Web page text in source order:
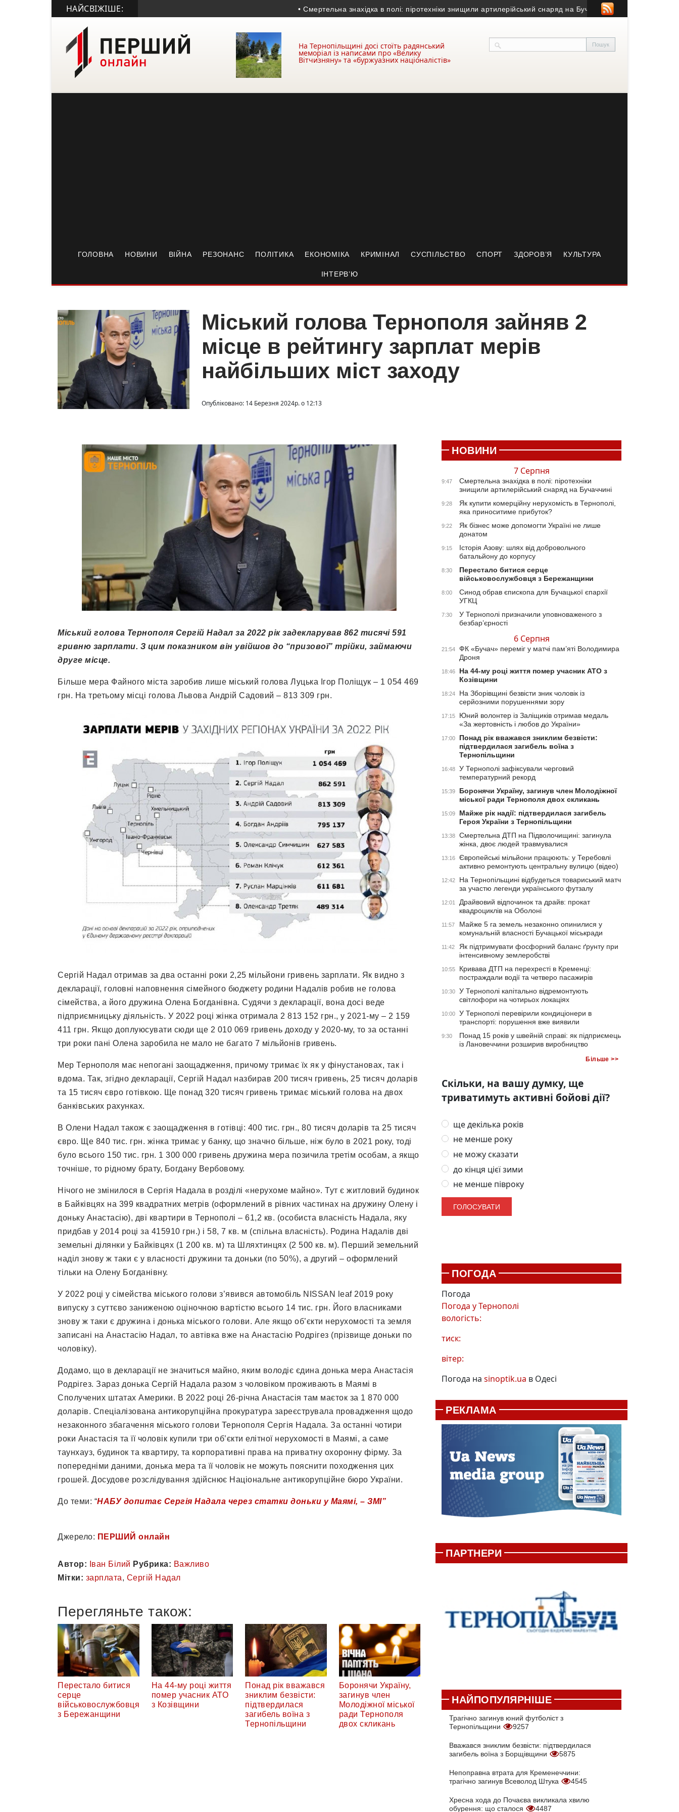
НАЙСВІЖІШЕ: • Смертельна знахідка в полі: піротехніки знищили артилерійський снаряд на Бучаччині • Як купити
На Тернопільщині досі стоїть радянський
меморіал із написами про «Велику
Вітчизняну» та «буржуазних націоналістів»
ГОЛОВНА НОВИНИ ВІЙНА РЕЗОНАНС ПОЛІТИКА ЕКОНОМІКА КРИМІНАЛ СУСПІЛЬСТВО СПОРТ ЗДОРОВ’Я КУЛЬТУРА
ІНТЕРВ’Ю
Міський голова Тернополя зайняв 2
місце в рейтингу зарплат мерів
найбільших міст заходу
Опубліковано: 14 Березня 2024р. о 12:13
Міський голова Тернополя Сергій Надал за 2022 рік задекларував 862 тисячі 591
гривню зарплати. З цим показником він увійшов до “призової” трійки, займаючи
друге місце.
Більше мера Файного міста заробив лише міський голова Луцька Ігор Поліщук – 1 054 469
грн. На третьому місці голова Львова Андрій Садовий – 813 309 грн.
Сергій Надал отримав за два останні роки 2,25 мільйони гривень зарплати. Як видно з
декларації, головні наповнення сімейного бюджету родини Надалів робив не голова
сімейства, а його дружина Олена Богданівна. Судячи з декларації, вона досі веде
підприємницьку діяльність. У 2022 році жінка отримала 2 813 152 грн., у 2021-му – 2 159
411 грн. Якщо доплуюсувати сюди ще 2 010 069 гривень доходу у 2020-му, то за останні
три роки пані Олена заробила не мало не багато 7 мільйонів гривень.
Мер Тернополя має непогані заощадження, причому тримає їх як у фінустановах, так і
вдома. Так, згідно декларації, Сергій Надал назбирав 200 тисяч гривень, 25 тисяч доларів
та 15 тисяч євро готівкою. Ще понад 320 тисяч гривень тримає міський голова на двох
банківських рахунках.
В Олени Надал також є заощадження в готівці: 400 тис. грн., 80 тисяч доларів та 25 тисяч
євро. Ще 840 тис. грн. жінка тримає у банку, що значно більше, ніж було в 2021 року, тоді
було всього 150 тис. грн. 1 300 000 гривень дружина мера позичила третім особам, а якщо
точніше, то рідному брату, Богдану Вербовому.
Нічого не змінилося в Сергія Надала в розділі «нерухоме майно». Тут є житловий будинок
в Байківцях на 399 квадратних метрів (оформлений в рівних частинах на дружину Олену і
доньку Анастасію), дві квартири в Тернополі – 61,2 кв. (особиста власність Надала, яку
придбав у 2014 році за 415910 грн.) і 58, 7 кв. м (спільна власність). Родина Надалів дві
земельні ділянки у Байківцях (1 200 кв. м) та Шляхтинцях (2 500 кв. м). Перший земельний
наділ знову ж таки є у власності дружини та доньки (по 50%), а другий – оформлений
тільки на Олену Богданівну.
У 2022 році у сімейства міського голови з’явився автомобіль NISSAN leaf 2019 року
випуску з суттєво заниженою оціночною вартістю всього 14 тис. грн. Його власниками
знову ж таки є дружина і донька міського голови. Але якщо об’єкти нерухомості та земля
записані на Анастасію Надал, то автівка вже на Анастасію Родрігез (прізвище доньки по
чоловіку).
Додамо, що в декларації не значиться майно, яким володіє єдина донька мера Анастасія
Родрігез. Зараз донька Сергій Надала разом з чоловіком проживають в Маямі в
Сполучених штатах Америки. В 2022 році 26-річна Анастасія там маєток за 1 870 000
доларів. Спеціалізована антикорупційна прокуратура зареєструвала провадження щодо
незаконного збагачення міського голови Тернополя Сергія Надала. За останні чотири
роки Анастасія та її чоловік купили три об’єкти елітної нерухомості в Маямі, а саме
таунхауз, будинок та квартиру, та корпоративні права на приватну охоронну фірму. За
попередніми даними, донька мера та її чоловік не можуть пояснити походження цих
грошей. Досудове розслідування здійснює Національне антикорупційне бюро України.
До теми: “НАБУ допитає Сергія Надала через статки доньки у Маямі, – ЗМІ”
Джерело: ПЕРШИЙ онлайн
Автор: Іван Білий Рубрика: Важливо
Мітки: зарплата, Сергій Надал
Перегляньте також:
Перестало битися
серце
військовослужбовця
з Бережанщини
На 44-му році життя
помер учасник АТО
з Козівщини
Понад рік вважався
зниклим безвісти:
підтвердилася
загибель воїна з
Тернопільщини
Боронячи Україну,
загинув член
Молодіжної міської
ради Тернополя
двох скликань
НОВИНИ
7 Серпня
9:47
Смертельна знахідка в полі: піротехніки
знищили артилерійський снаряд на Бучаччині
9:28
Як купити комерційну нерухомість в Тернополі,
яка приноситиме прибуток?
9:22
Як бізнес може допомогти Україні не лише
донатом
9:15
Історія Азову: шлях від добровольчого
батальйону до корпусу
8:30
Перестало битися серце
військовослужбовця з Бережанщини
8:00
Синод обрав єпископа для Бучацької єпархії
УГКЦ
7:30
У Тернополі призначили уповноваженого з
безбар’єрності
6 Серпня
21:54
ФК «Бучач» переміг у матчі пам’яті Володимира
Дроня
18:46
На 44-му році життя помер учасник АТО з
Козівщини
18:24
На Зборівщині безвісти зник чоловік із
серйозними порушеннями зору
17:15
Юний волонтер із Заліщиків отримав медаль
«За жертовність і любов до України»
17:00
Понад рік вважався зниклим безвісти:
підтвердилася загибель воїна з
Тернопільщини
16:48
У Тернополі зафіксували черговий
температурний рекорд
15:39
Боронячи Україну, загинув член Молодіжної
міської ради Тернополя двох скликань
15:09
Майже рік надії: підтвердилася загибель
Героя України з Тернопільщини
13:38
Смертельна ДТП на Підволочищині: загинула
жінка, двоє людей травмувалися
13:16
Європейські мільйони працюють: у Теребовлі
активно ремонтують центральну вулицю (відео)
12:42
На Тернопільщині відбудеться товариський матч
за участю легенди українського футзалу
12:01
Драйвовий відпочинок та драйв: прокат
квадроциклів на Оболоні
11:57
Майже 5 га земель незаконно опинилися у
комунальній власності Бучацької міськради
11:42
Як підтримувати фосфорний баланс ґрунту при
інтенсивному землеробстві
10:55
Кривава ДТП на перехресті в Кременці:
постраждали водії та четверо пасажирів
10:30
У Тернополі капітально відремонтують
світлофори на чотирьох локаціях
10:00
У Тернополі перевірили кондиціонери в
транспорті: порушення вже виявили
9:30
Понад 15 років у швейній справі: як підприємець
із Лановеччини розширив виробництво
Більше >>
Скільки, на вашу думку, ще
триватимуть активні бойові дії?
ще декілька років
не менше року
не можу сказати
до кінця цієї зими
не менше півроку
ПОГОДА
Погода
Погода уТернополі
вологість:
тиск:
вітер:
Погода на sinoptik.ua в Одесі
РЕКЛАМА
ПАРТНЕРИ
НАЙПОПУЛЯРНІШЕ
Трагічно загинув юний футболіст з
Тернопільщини
9257
Вважався зниклим безвісти: підтвердилася
загибель воїна з Борщівщини
5875
Непоправна втрата для Кременеччини:
трагічно загинув Всеволод Штука
4545
Хресна хода до Почаєва викликала хвилю
обурення: що сталося
4487